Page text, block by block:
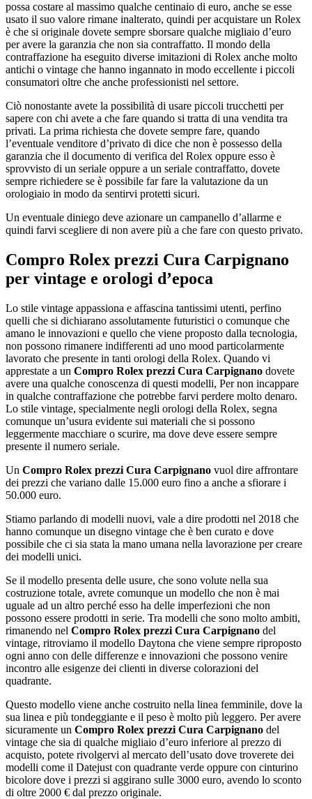
possa costare al massimo qualche centinaio di euro, anche se esse
usato il suo valore rimane inalterato, quindi per acquistare un Rolex
è che si originale dovete sempre sborsare qualche migliaio d’euro
per avere la garanzia che non sia contraffatto. Il mondo della
contraffazione ha eseguito diverse imitazioni di Rolex anche molto
antichi o vintage che hanno ingannato in modo eccellente i piccoli
consumatori oltre che anche professionisti nel settore.
Ciò nonostante avete la possibilità di usare piccoli trucchetti per
sapere con chi avete a che fare quando si tratta di una vendita tra
privati. La prima richiesta che dovete sempre fare, quando
l’eventuale venditore d’privato di dice che non è possesso della
garanzia che il documento di verifica del Rolex oppure esso è
sprovvisto di un seriale oppure a un seriale contraffatto, dovete
sempre richiedere se è possibile far fare la valutazione da un
orologiaio in modo da sentirvi protetti sicuri.
Un eventuale diniego deve azionare un campanello d’allarme e
quindi farvi scegliere di non avere più a che fare con questo privato.
Compro Rolex prezzi Cura Carpignano
per vintage e orologi d’epoca
Lo stile vintage appassiona e affascina tantissimi utenti, perfino
quelli che si dichiarano assolutamente futuristici o comunque che
amano le innovazioni e quello che viene proposto dalla tecnologia,
non possono rimanere indifferenti ad uno mood particolarmente
lavorato che presente in tanti orologi della Rolex. Quando vi
apprestate a un Compro Rolex prezzi Cura Carpignano dovete
avere una qualche conoscenza di questi modelli, Per non incappare
in qualche contraffazione che potrebbe farvi perdere molto denaro.
Lo stile vintage, specialmente negli orologi della Rolex, segna
comunque un’usura evidente sui materiali che si possono
leggermente macchiare o scurire, ma dove deve essere sempre
presente il numero seriale.
Un Compro Rolex prezzi Cura Carpignano vuol dire affrontare
dei prezzi che variano dalle 15.000 euro fino a anche a sfiorare i
50.000 euro.
Stiamo parlando di modelli nuovi, vale a dire prodotti nel 2018 che
hanno comunque un disegno vintage che è ben curato e dove
possibile che ci sia stata la mano umana nella lavorazione per creare
dei modelli unici.
Se il modello presenta delle usure, che sono volute nella sua
costruzione totale, avrete comunque un modello che non è mai
uguale ad un altro perché esso ha delle imperfezioni che non
possono essere prodotti in serie. Tra modelli che sono molto ambiti,
rimanendo nel Compro Rolex prezzi Cura Carpignano del
vintage, ritroviamo il modello Daytona che viene sempre riproposto
ogni anno con delle differenze e innovazioni che possono venire
incontro alle esigenze dei clienti in diverse colorazioni del
quadrante.
Questo modello viene anche costruito nella linea femminile, dove la
sua linea e più tondeggiante e il peso è molto più leggero. Per avere
sicuramente un Compro Rolex prezzi Cura Carpignano del
vintage che sia di qualche migliaio d’euro inferiore al prezzo di
acquisto, potete rivolgervi al mercato dell’usato dove troverete dei
modelli come il Datejust con quadrante verde oppure con cinturino
bicolore dove i prezzi si aggirano sulle 3000 euro, avendo lo sconto
di oltre 2000 € dal prezzo originale.